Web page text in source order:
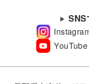
SNS
YouTube